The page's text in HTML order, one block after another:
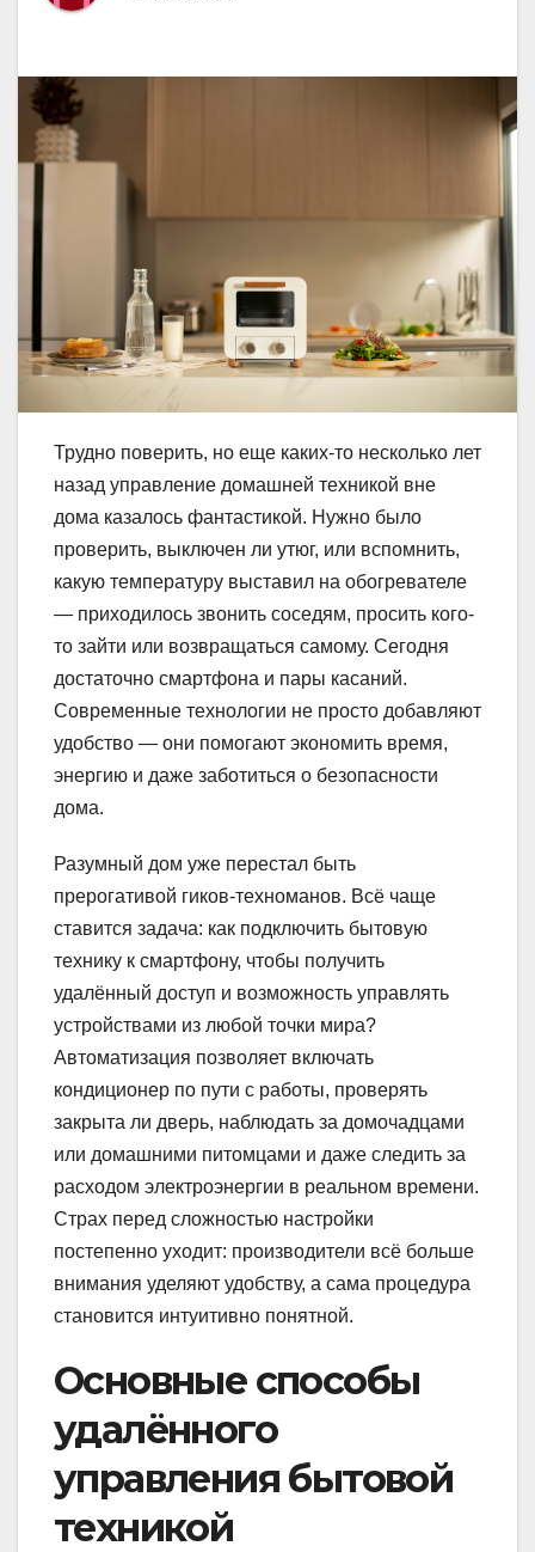
Трудно поверить, но еще каких-то несколько лет
назад управление домашней техникой вне
дома казалось фантастикой. Нужно было
проверить, выключен ли утюг, или вспомнить,
какую температуру выставил на обогревателе
— приходилось звонить соседям, просить кого-
то зайти или возвращаться самому. Сегодня
достаточно смартфона и пары касаний.
Современные технологии не просто добавляют
удобство — они помогают экономить время,
энергию и даже заботиться о безопасности
дома.
Разумный дом уже перестал быть
прерогативой гиков-техноманов. Всё чаще
ставится задача: как подключить бытовую
технику к смартфону, чтобы получить
удалённый доступ и возможность управлять
устройствами из любой точки мира?
Автоматизация позволяет включать
кондиционер по пути с работы, проверять
закрыта ли дверь, наблюдать за домочадцами
или домашними питомцами и даже следить за
расходом электроэнергии в реальном времени.
Страх перед сложностью настройки
постепенно уходит: производители всё больше
внимания уделяют удобству, а сама процедура
становится интуитивно понятной.
Основные способы
удалённого
управления бытовой
техникой